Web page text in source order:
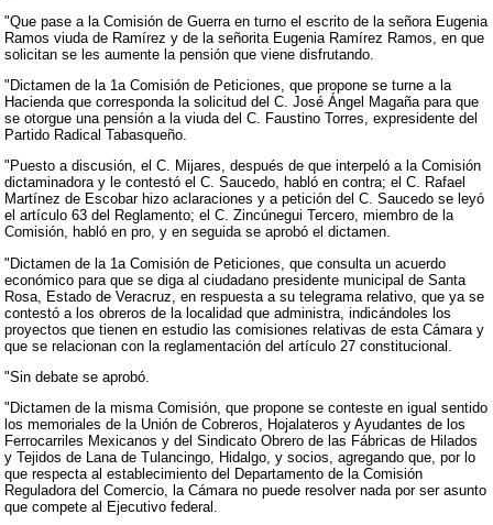
"Que pase a la Comisión de Guerra en turno el escrito de la señora Eugenia
Ramos viuda de Ramírez y de la señorita Eugenia Ramírez Ramos, en que
solicitan se les aumente la pensión que viene disfrutando.
"Dictamen de la 1a Comisión de Peticiones, que propone se turne a la
Hacienda que corresponda la solicitud del C. José Ángel Magaña para que
se otorgue una pensión a la viuda del C. Faustino Torres, expresidente del
Partido Radical Tabasqueño.
"Puesto a discusión, el C. Mijares, después de que interpeló a la Comisión
dictaminadora y le contestó el C. Saucedo, habló en contra; el C. Rafael
Martínez de Escobar hizo aclaraciones y a petición del C. Saucedo se leyó
el artículo 63 del Reglamento; el C. Zincúnegui Tercero, miembro de la
Comisión, habló en pro, y en seguida se aprobó el dictamen.
"Dictamen de la 1a Comisión de Peticiones, que consulta un acuerdo
económico para que se diga al ciudadano presidente municipal de Santa
Rosa, Estado de Veracruz, en respuesta a su telegrama relativo, que ya se
contestó a los obreros de la localidad que administra, indicándoles los
proyectos que tienen en estudio las comisiones relativas de esta Cámara y
que se relacionan con la reglamentación del artículo 27 constitucional.
"Sin debate se aprobó.
"Dictamen de la misma Comisión, que propone se conteste en igual sentido
los memoriales de la Unión de Cobreros, Hojalateros y Ayudantes de los
Ferrocarriles Mexicanos y del Sindicato Obrero de las Fábricas de Hilados
y Tejidos de Lana de Tulancingo, Hidalgo, y socios, agregando que, por lo
que respecta al establecimiento del Departamento de la Comisión
Reguladora del Comercio, la Cámara no puede resolver nada por ser asunto
que compete al Ejecutivo federal.